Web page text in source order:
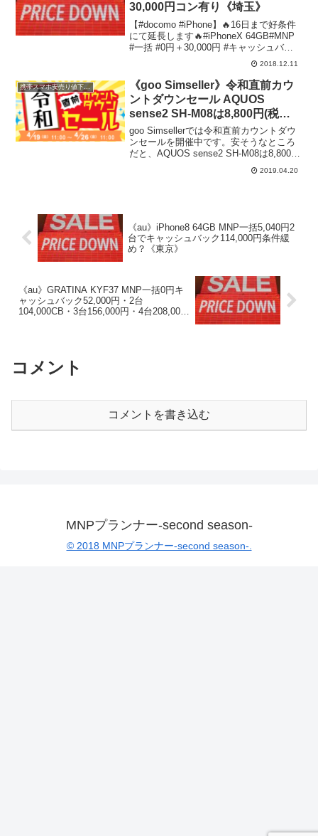
30,000円コン有り《埼玉》
【#docomo #iPhone】🔥16日まで好条件
にて延長します🔥#iPhoneX 64GB#MNP
#一括 #0円＋30,000円 #キャッシュバッ
ク#機種変更 103,000円⬇️詳しくは下記ブ
ログにて⬇️テルル #わらび 店℡048...
2018.12.11
携帯スマホ安売り値下げ情報
《goo Simseller》令和直前カウ
ントダウンセール AQUOS
sense2 SH-M08は8,800円(税
抜)、ZenFone 5 (ZE620KL)は
17,800円(税抜)
goo Simsellerでは令和直前カウントダウ
ンセールを開催中です。安そうなところ
だと、AQUOS sense2 SH-M08は8,800円
(税抜)ZenFone 5 (ZE620KL)は17,800円
2019.04.20
《au》iPhone8 64GB MNP一括5,040円2
台でキャッシュバック114,000円条件緩
め？《東京》
《au》GRATINA KYF37 MNP一括0円キ
ャッシュバック52,000円・2台
104,000CB・3台156,000円・4台208,000
コメント
コメントを書き込む
MNPプランナー-second season-
© 2018 MNPプランナー-second season-.